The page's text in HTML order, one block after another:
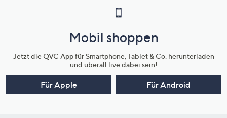
Mobil shoppen
Jetzt die QVC App für Smartphone, Tablet & Co. herunterladen
und überall live dabei sein!
Für Apple Für Android